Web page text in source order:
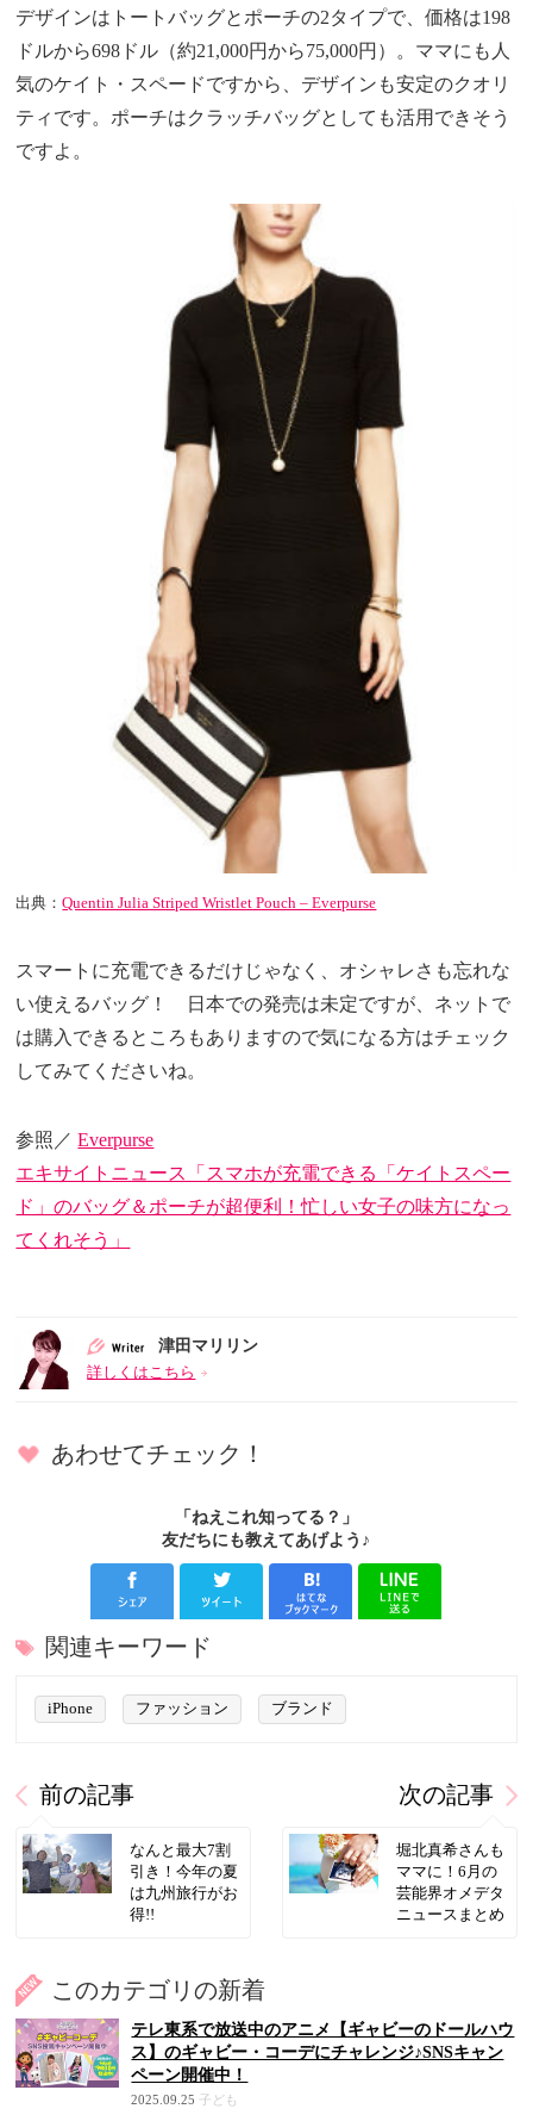
デザインはトートバッグとポーチの2タイプで、価格は198
ドルから698ドル（約21,000円から75,000円）。ママにも人
気のケイト・スペードですから、デザインも安定のクオリ
ティです。ポーチはクラッチバッグとしても活用できそう
ですよ。
出典：Quentin Julia Striped Wristlet Pouch – Everpurse
スマートに充電できるだけじゃなく、オシャレさも忘れな
い使えるバッグ！ 日本での発売は未定ですが、ネットで
は購入できるところもありますので気になる方はチェック
してみてくださいね。
参照／Everpurse
エキサイトニュース「スマホが充電できる「ケイトスペー
ド」のバッグ＆ポーチが超便利！忙しい女子の味方になっ
てくれそう」
津田マリリン
詳しくはこちら
あわせてチェック！
「ねえこれ知ってる？」
友だちにも教えてあげよう♪
関連キーワード
iPhone ファッション ブランド
前の記事
なんと最大7割
引き！今年の夏
は九州旅行がお
得!!
次の記事
堀北真希さんも
ママに！6月の
芸能界オメデタ
ニュースまとめ
このカテゴリの新着
テレ東系で放送中のアニメ【ギャビーのドールハウ
ス】のギャビー・コーデにチャレンジ♪SNSキャン
ペーン開催中！
2025.09.25 子ども